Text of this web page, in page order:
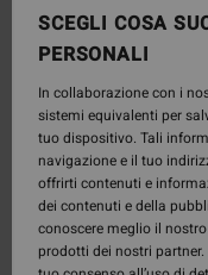
SCEGLI COSA
PERSONALI
In collaborazione con i
sistemi equivalenti per
tuo dispositivo. Tali
navigazione e il tuo
offrirti contenuti e
dei contenuti e della
conoscere meglio il
prodotti dei nostri